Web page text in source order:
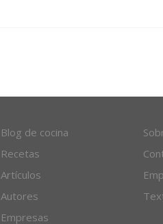
Blog de cocina
Recetas
Artículos
Autores
Empresas